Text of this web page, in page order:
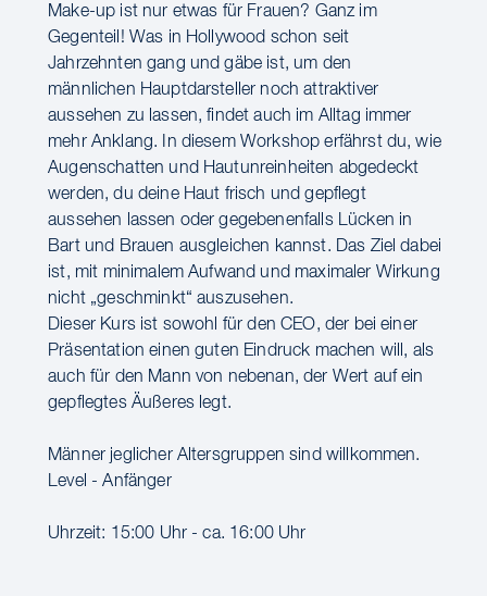
Make-up ist nur etwas für Frauen? Ganz im
Gegenteil! Was in Hollywood schon seit
Jahrzehnten gang und gäbe ist, um den
männlichen Hauptdarsteller noch attraktiver
aussehen zu lassen, findet auch im Alltag immer
mehr Anklang. In diesem Workshop erfährst du, wie
Augenschatten und Hautunreinheiten abgedeckt
werden, du deine Haut frisch und gepflegt
aussehen lassen oder gegebenenfalls Lücken in
Bart und Brauen ausgleichen kannst. Das Ziel dabei
ist, mit minimalem Aufwand und maximaler Wirkung
nicht „geschminkt“ auszusehen.
Dieser Kurs ist sowohl für den CEO, der bei einer
Präsentation einen guten Eindruck machen will, als
auch für den Mann von nebenan, der Wert auf ein
gepflegtes Äußeres legt.
Männer jeglicher Altersgruppen sind willkommen.
Level - Anfänger
Uhrzeit: 15:00 Uhr - ca. 16:00 Uhr